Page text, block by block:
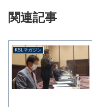
関連記事
KSLマガジン